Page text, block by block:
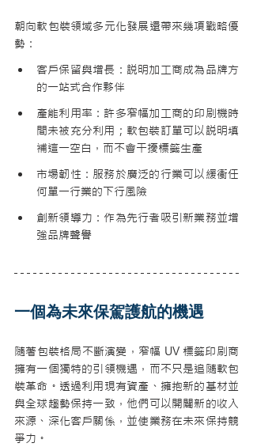
朝向軟包裝領域多元化發展還帶來幾項戰略優
勢：
客戶保留與增長：説明加工商成為品牌方
的一站式合作夥伴
產能利用率：許多窄幅加工商的印刷機時
間未被充分利用；軟包裝訂單可以説明填
補這一空白，而不會干擾標籤生產
市場韌性：服務於廣泛的行業可以緩衝任
何單一行業的下行風險
創新領導力：作為先行者吸引新業務並增
強品牌聲譽
一個為未來保駕護航的機遇
隨著包裝格局不斷演變，窄幅 UV 標籤印刷商
擁有一個獨特的引領機遇，而不只是追隨軟包
裝革命。透過利用現有資產、擁抱新的基材並
與全球趨勢保持一致，他們可以開闢新的收入
來源、深化客戶關係，並使業務在未來保持競
爭力。